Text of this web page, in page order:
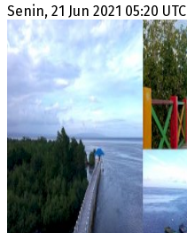
Senin, 21 Jun 2021 05:20 UTC